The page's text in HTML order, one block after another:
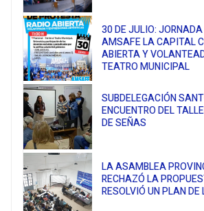
30 DE JULIO:
AMSAFE LA CAPITAL
ABIERTA Y
TEATRO MUNICIPAL
SUBDELEGACIÓN
ENCUENTRO DEL
DE SEÑAS
LA ASAMBLEA
RECHAZÓ LA
RESOLVIÓ UN PLAN DE